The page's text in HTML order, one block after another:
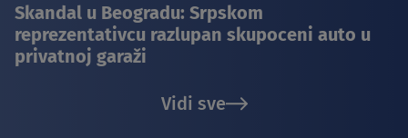
Skandal u Beogradu: Srpskom
reprezentativcu razlupan skupoceni auto u
privatnoj garaži
Vidi sve